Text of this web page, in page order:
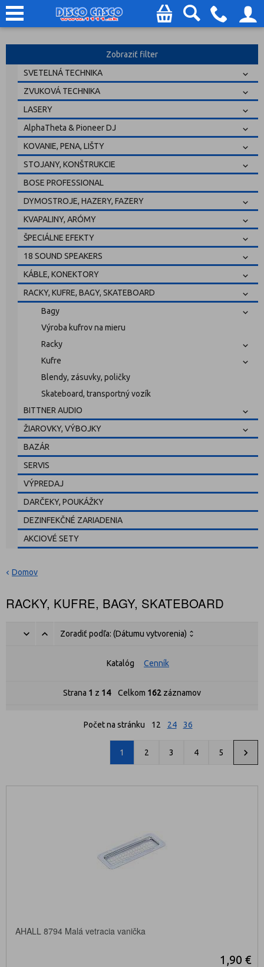
Zobraziť filter
SVETELNÁ TECHNIKA
ZVUKOVÁ TECHNIKA
LASERY
AlphaTheta & Pioneer DJ
KOVANIE, PENA, LIŠTY
STOJANY, KONŠTRUKCIE
BOSE PROFESSIONAL
DYMOSTROJE, HAZERY, FAZERY
KVAPALINY, ARÓMY
ŠPECIÁLNE EFEKTY
18 SOUND SPEAKERS
KÁBLE, KONEKTORY
RACKY, KUFRE, BAGY, SKATEBOARD
Bagy
Výroba kufrov na mieru
Racky
Kufre
Blendy, zásuvky, poličky
Skateboard, transportný vozík
BITTNER AUDIO
ŽIAROVKY, VÝBOJKY
BAZÁR
SERVIS
VÝPREDAJ
DARČEKY, POUKÁŽKY
DEZINFEKČNÉ ZARIADENIA
AKCIOVÉ SETY
Domov
RACKY, KUFRE, BAGY, SKATEBOARD
Zoradiť podľa: (Dátumu vytvorenia)
Katalóg Cenník
Strana 1 z 14Celkom 162 záznamov
Počet na stránku 12 24 36
1 2 3 4 5
AHALL 8794 Malá vetracia vanička
1,90 €